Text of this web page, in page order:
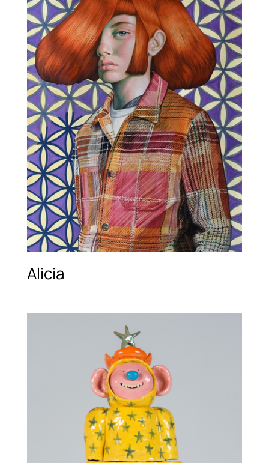
Alicia